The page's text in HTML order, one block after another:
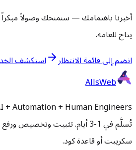
أخبرنا باهتمامك — سنمنحك وصولاً مبكراً
يتاح للعامة.
انضم إلى قائمة الانتظار
استكشف
AllsWeb
تُسلَّم في 1-3 أيام. تثبيت
سكريبت أو قاعدة كود.